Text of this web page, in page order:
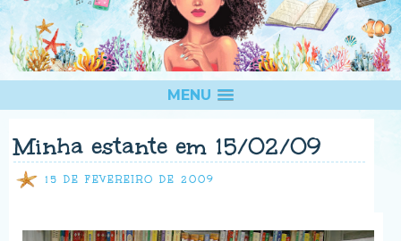
MENU
Minha estante em 15/02/09
15 DE FEVEREIRO DE 2009